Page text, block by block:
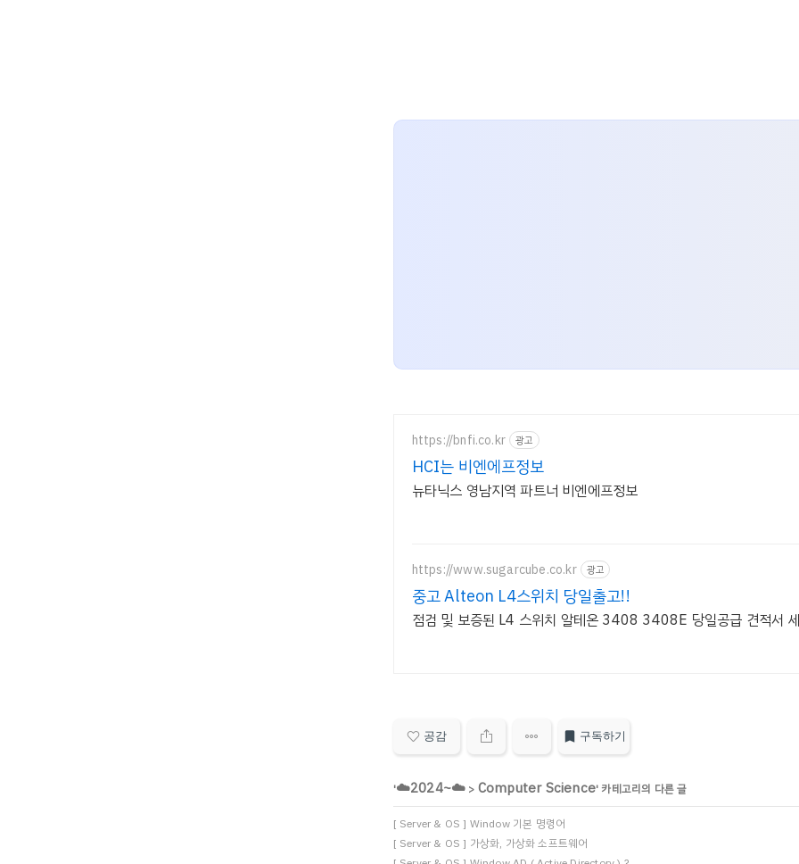
https://bnfi.co.kr 광고
HCI는 비엔에프정보
뉴타닉스 영남지역 파트너 비엔에프정보
https://www.sugarcube.co.kr 광고
중고 Alteon L4스위치 당일출고!!
점검 및 보증된 L4 스위치 알테온 3408 3408E 당일공급 견적서
공감 구독하기
'☁️2024~☁️ > Computer Science' 카테고리의 다른 글
[ Server & OS ] Window 기본 명령어
[ Server & OS ] 가상화, 가상화 소프트웨어